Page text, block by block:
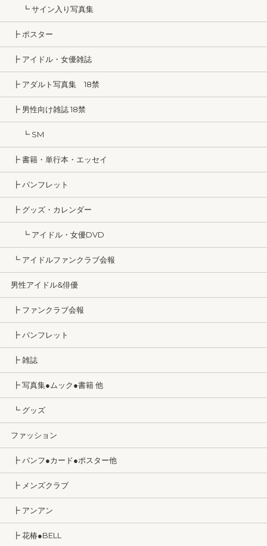
┗ サイン入り写真集
┣ ポスター
┣ アイドル・女優雑誌
┣ アダルト写真集 18禁
┣ 男性向け雑誌 18禁
┗ SM
┣ 書籍・単行本・エッセイ
┣ パンフレット
┣ グッズ・カレンダー
┗ アイドル・女優DVD
┗ アイドルファンクラブ会報
男性アイドル&俳優
┣ ファンクラブ会報
┣ パンフレット
┣ 雑誌
┣ 写真集●ムック●書籍 他
┗ グッズ
ファッション
┣ パンフ●カード●ポスター他
┣ メンズクラブ
┣ アンアン
┣ 花椿●BELL